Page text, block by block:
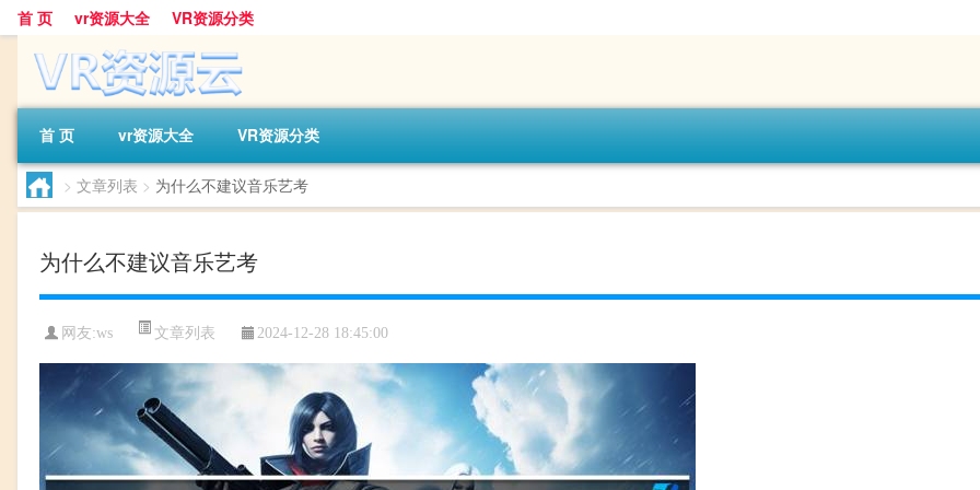
首 页 vr资源大全 VR资源分类
首 页 vr资源大全 VR资源分类
> 文章列表 > 为什么不建议音乐艺考
为什么不建议音乐艺考
网友:ws 文章列表 2024-12-28 18:45:00